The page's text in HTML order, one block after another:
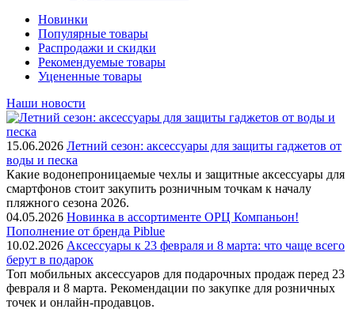
Новинки
Популярные товары
Распродажи и скидки
Рекомендуемые товары
Уцененные товары
Наши новости
15.06.2026 Летний сезон: аксессуары для защиты гаджетов от
воды и песка
Какие водонепроницаемые чехлы и защитные аксессуары для
смартфонов стоит закупить розничным точкам к началу
пляжного сезона 2026.
04.05.2026 Новинка в ассортименте OРЦ Компаньон!
Пополнение от бренда Piblue
10.02.2026 Аксессуары к 23 февраля и 8 марта: что чаще всего
берут в подарок
Топ мобильных аксессуаров для подарочных продаж перед 23
февраля и 8 марта. Рекомендации по закупке для розничных
точек и онлайн-продавцов.